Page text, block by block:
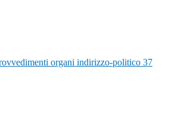
organi indirizzo-politico 37